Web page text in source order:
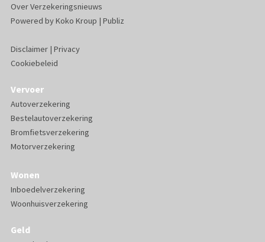
Over Verzekeringsnieuws
Powered byKoko Kroup | Publiz
Disclaimer| Privacy
Cookiebeleid
Vervoer
Autoverzekering
Bestelautoverzekering
Bromfietsverzekering
Motorverzekering
Wonen
Inboedelverzekering
Woonhuisverzekering
Geld